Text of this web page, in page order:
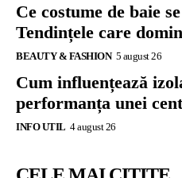
Ce costume de baie
Tendințele care
BEAUTY & FASHION 5 august 26
Cum influențează
performanța unei
INFO UTIL 4 august 26